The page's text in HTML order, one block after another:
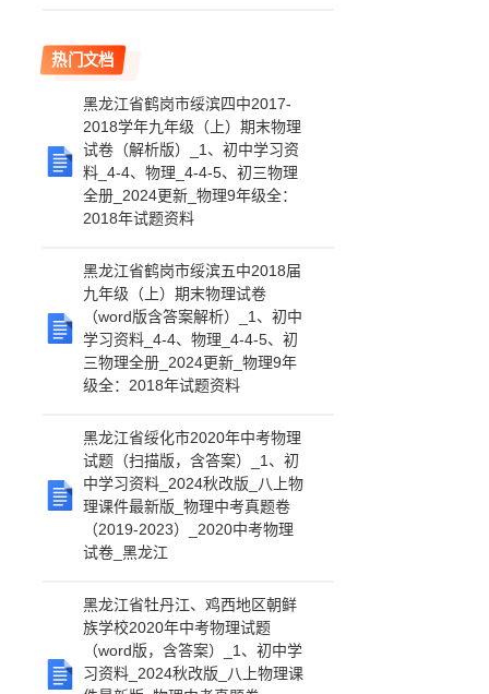
热门文档
黑龙江省鹤岗市绥滨四中2017-
2018学年九年级（上）期末物理
试卷（解析版）_1、初中学习资
料_4-4、物理_4-4-5、初三物理
全册_2024更新_物理9年级全：
2018年试题资料
黑龙江省鹤岗市绥滨五中2018届
九年级（上）期末物理试卷
（word版含答案解析）_1、初中
学习资料_4-4、物理_4-4-5、初
三物理全册_2024更新_物理9年
级全：2018年试题资料
黑龙江省绥化市2020年中考物理
试题（扫描版，含答案）_1、初
中学习资料_2024秋改版_八上物
理课件最新版_物理中考真题卷
（2019-2023）_2020中考物理
试卷_黑龙江
黑龙江省牡丹江、鸡西地区朝鲜
族学校2020年中考物理试题
（word版，含答案）_1、初中学
习资料_2024秋改版_八上物理课